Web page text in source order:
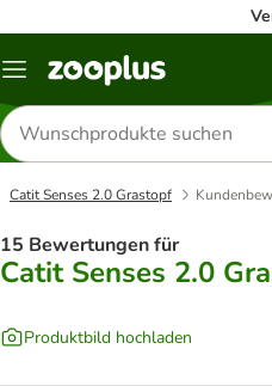
Menü
Produkte
suchen
Catit Senses 2.0 Grastopf
15 Bewertungen für
Catit Senses 2.0
Produktbild hochladen